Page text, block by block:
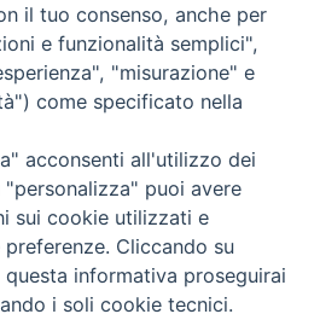
di Torino
media GRIS
- Osservatorio sul Pluralismo Religioso
il tuo consenso, anche per
e funzionalità semplici",
"misurazione" e
come specificato nella
acconsenti all'utilizzo dei
puoi avere
sui cookie utilizzati e
Cliccando su
informativa proseguirai
i soli cookie tecnici.